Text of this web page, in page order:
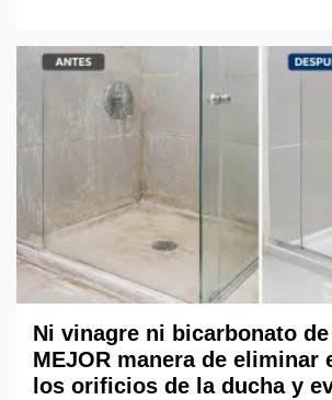
Ni vinagre ni bicarbonato
MEJOR manera de eliminar
los orificios de la ducha y